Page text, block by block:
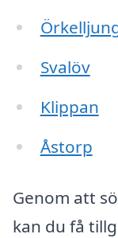
Svalöv
Klippan
Åstorp
Genom att
kan du få